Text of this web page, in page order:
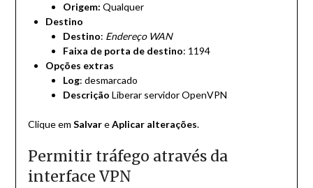
Origem: Qualquer
Destino
Destino: Endereço WAN
Faixa de porta de destino: 1194
Opções extras
Log: desmarcado
Descrição Liberar servidor OpenVPN
Clique em SalvareAplicar alterações.
Permitir tráfego através da
interface VPN